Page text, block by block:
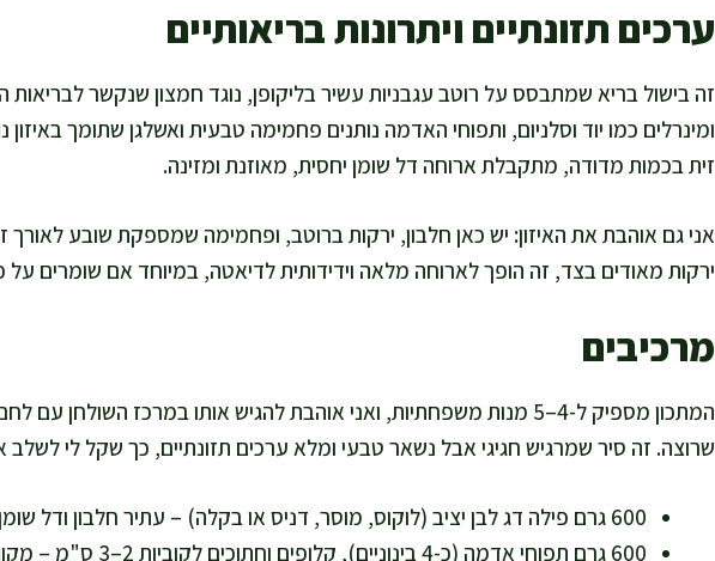
ערכים תזונתיים ויתרונות בריאותיים
זה בישול בריא שמתבסס על רוטב עגבניות עשיר בליקופן, נוגד חמצון שנקשר לבריאות
ומינרלים כמו יוד וסלניום, ותפוחי האדמה נותנים פחמימה טבעית ואשלגן שתומך
זית בכמות מדודה, מתקבלת ארוחה דל שומן יחסית, מאוזנת ומזינה.
אני גם אוהבת את האיזון: יש כאן חלבון, ירקות ברוטב, ופחמימה שמספקת שובע לאורך
ירקות מאודים בצד, זה הופך לארוחה מלאה וידידותית לדיאטה, במיוחד אם שומרים על
מרכיבים
המתכון מספיק ל-4–5 מנות משפחתיות, ואני אוהבת להגיש אותו במרכז
שרוצה. זה סיר שמרגיש חגיגי אבל נשאר טבעי ומלא ערכים תזונתיים, כך שקל לי לשלב
600 גרם פילה דג לבן יציב (לוקוס, מוסר, דניס או בקלה) – עתיר חלבון ודל שומן
600 גרם תפוחי אדמה (כ-4